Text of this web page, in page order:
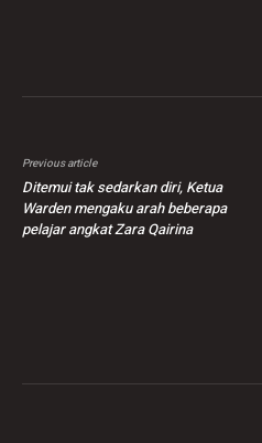
Previous article
Ditemui tak sedarkan diri, Ketua
Warden mengaku arah beberapa
pelajar angkat Zara Qairina